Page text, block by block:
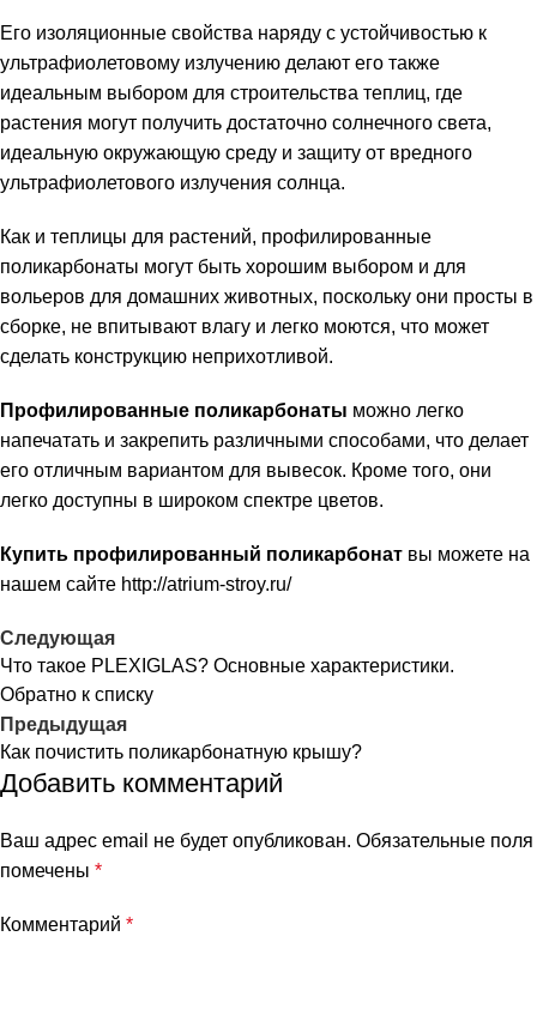
Его изоляционные свойства наряду с устойчивостью к
ультрафиолетовому излучению делают его также
идеальным выбором для строительства теплиц, где
растения могут получить достаточно солнечного света,
идеальную окружающую среду и защиту от вредного
ультрафиолетового излучения солнца.
Как и теплицы для растений, профилированные
поликарбонаты могут быть хорошим выбором и для
вольеров для домашних животных, поскольку они просты в
сборке, не впитывают влагу и легко моются, что может
сделать конструкцию неприхотливой.
Профилированные поликарбонаты можно легко
напечатать и закрепить различными способами, что делает
его отличным вариантом для вывесок. Кроме того, они
легко доступны в широком спектре цветов.
Купить профилированный поликарбонат вы можете на
нашем сайте http://atrium-stroy.ru/
Следующая
Что такое PLEXIGLAS? Основные характеристики.
Обратно к списку
Предыдущая
Как почистить поликарбонатную крышу?
Добавить комментарий
Ваш адрес email не будет опубликован. Обязательные поля
помечены *
Комментарий *